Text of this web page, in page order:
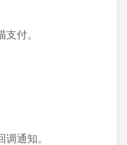
付。
通知。